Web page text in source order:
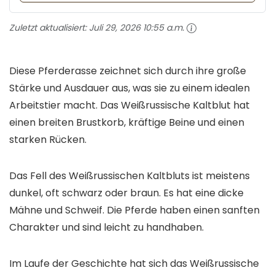
Zuletzt aktualisiert: Juli 29, 2026 10:55 a.m.
Diese Pferderasse zeichnet sich durch ihre große
Stärke und Ausdauer aus, was sie zu einem idealen
Arbeitstier macht. Das Weißrussische Kaltblut hat
einen breiten Brustkorb, kräftige Beine und einen
starken Rücken.
Das Fell des Weißrussischen Kaltbluts ist meistens
dunkel, oft schwarz oder braun. Es hat eine dicke
Mähne und Schweif. Die Pferde haben einen sanften
Charakter und sind leicht zu handhaben.
Im Laufe der Geschichte hat sich das Weißrussische